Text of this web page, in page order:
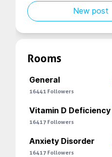
New post
Rooms
General
16441 Followers
Vitamin D Deficiency
16417 Followers
Anxiety Disorder
16417 Followers